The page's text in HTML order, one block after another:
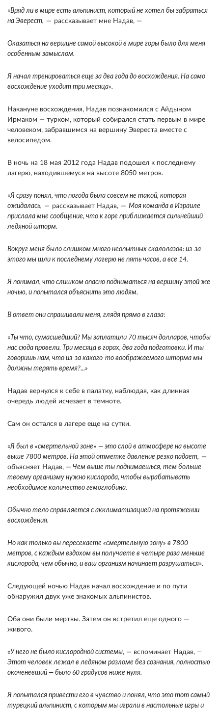
«Вряд ли в мире есть альпинист, который не хотел бы забраться
на Эверест, — рассказывает мне Надав, —
Оказаться на вершине самой высокой в мире горы было для меня
особенным замыслом.
Я начал тренироваться еще за два года до восхождения. На само
восхождение уходит три месяца».
Накануне восхождения, Надав познакомился с Айдыном
Ирмаком — турком, который собирался стать первым в мире
человеком, забравшимся на вершину Эвереста вместе с
велосипедом.
В ночь на 18 мая 2012 года Надав подошел к последнему
лагерю, находившемуся на высоте 8050 метров.
«Я сразу понял, что погода была совсем не такой, которая
ожидалась, — рассказывает Надав, — Моя команда в Израиле
прислала мне сообщение, что к горе приближается сильнейший
ледяной шторм.
Вокруг меня было слишком много неопытных скалолазов: из-за
этого мы шли к последнему лагерю не пять часов, а все 14.
Я понимал, что слишком опасно подниматься на вершину этой же
ночью, и попытался объяснить это людям.
В ответ они спрашивали меня, глядя прямо в глаза:
« Ты что, сумасшедший? Мы заплатили 70 тысяч долларов, чтобы
нас сюда провели. Три месяца в горах, два года подготовки. И ты
говоришь нам, что из-за какого-то воображаемого шторма мы
должны терять время?...»
Надав вернулся к себе в палатку, наблюдая, как длинная
очередь людей исчезает в темноте.
Сам он остался в лагере еще на сутки.
«Я был в «смертельной зоне» — это слой в атмосфере на высоте
выше 7800 метров. На этой отметке давление резко падает, —
объясняет Надав, — Чем выше ты поднимаешься, тем больше
твоему организму нужно кислорода, чтобы вырабатывать
необходимое количество гемоглобина.
Обычно тело справляется с акклиматизацией на протяжении
восхождения.
Но как только вы пересекаете «смертельную зону» в 7800
метров, с каждым вздохом вы получаете в четыре раза меньше
кислорода, чем обычно, и ваш организм начинает разрушаться».
Следующей ночью Надав начал восхождение и по пути
обнаружил двух уже знакомых альпинистов.
Оба они были мертвы. Затем он встретил еще одного —
живого.
«У него не было кислородной системы, — вспоминает Надав, —
Этот человек лежал в ледяном разломе без сознания, полностью
окоченевший — было 60 градусов ниже нуля.
Я попытался привести его в чувство и понял, что это тот самый
турецкий альпинист, с которым мы играли в настольные игры и